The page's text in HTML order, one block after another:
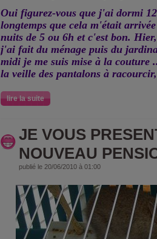
Oui figurez-vous que j'ai dormi
longtemps que cela m'était
nuits de 5 ou 6h et c'est bon.
j'ai fait du ménage puis du
midi je me suis mise à la
la veille des pantalons à
lire la suite
JE VOUS
NOUVEAU
publié le 20/06/2010 à 01:00